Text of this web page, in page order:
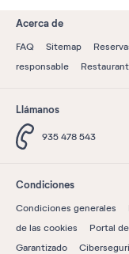
Acerca de
FAQ Sitemap
responsable
Llámanos
935 478 543
Condiciones
Condiciones generales
de las cookies
Portal
Garantizado